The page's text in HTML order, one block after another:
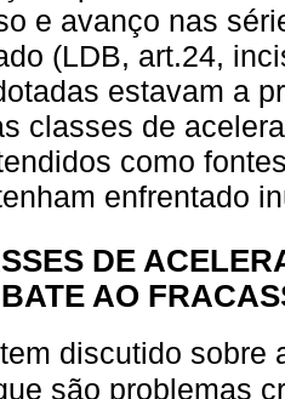
e avanço nas
(LDB, art.24,
estavam a
classes de
como
enfrentado
DE
AO
discutido
são problemas